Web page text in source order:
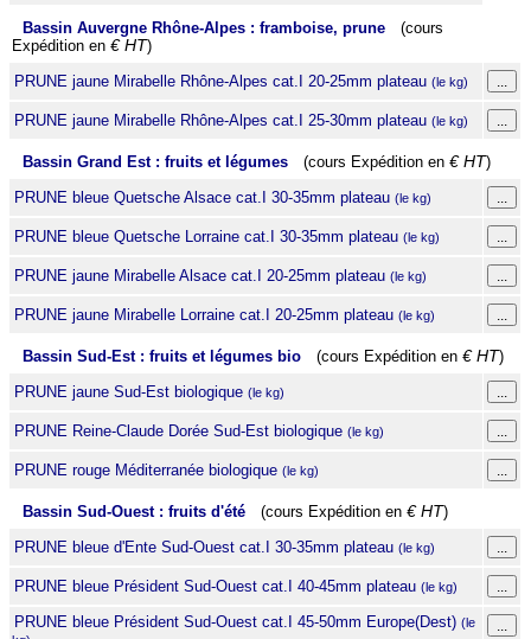
Bassin Auvergne Rhône-Alpes : framboise, prune
(cours
Expédition en € HT)
PRUNE jaune Mirabelle Rhône-Alpes cat.I 20-25mm plateau (le kg)
PRUNE jaune Mirabelle Rhône-Alpes cat.I 25-30mm plateau (le kg)
Bassin Grand Est : fruits et légumes (cours Expédition en € HT)
PRUNE bleue Quetsche Alsace cat.I 30-35mm plateau (le kg)
PRUNE bleue Quetsche Lorraine cat.I 30-35mm plateau (le kg)
PRUNE jaune Mirabelle Alsace cat.I 20-25mm plateau (le kg)
PRUNE jaune Mirabelle Lorraine cat.I 20-25mm plateau (le kg)
Bassin Sud-Est : fruits et légumes bio (cours Expédition en € HT)
PRUNE jaune Sud-Est biologique (le kg)
PRUNE Reine-Claude Dorée Sud-Est biologique (le kg)
PRUNE rouge Méditerranée biologique (le kg)
Bassin Sud-Ouest : fruits d'été (cours Expédition en € HT)
PRUNE bleue d'Ente Sud-Ouest cat.I 30-35mm plateau (le kg)
PRUNE bleue Président Sud-Ouest cat.I 40-45mm plateau (le kg)
PRUNE bleue Président Sud-Ouest cat.I 45-50mm Europe(Dest) (le